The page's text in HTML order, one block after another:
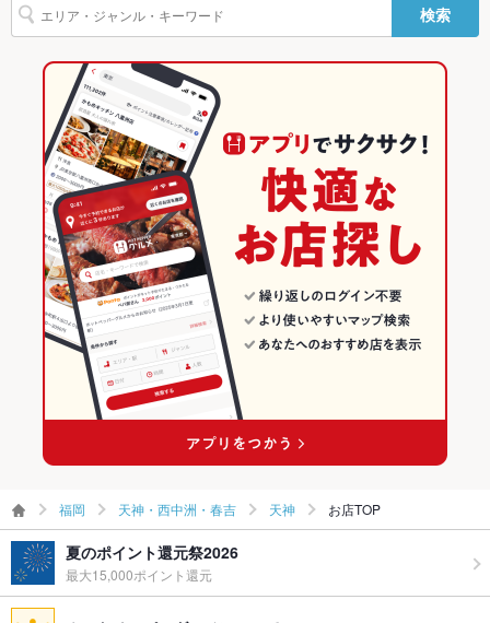
設備
バリアフリ
なし
駐車場 なし
その他設備
その他
飲み放題 なし
食べ放題 なし
お子様連れ歓迎
－
備考 －
天神駅 × カフェ・スイーツ
天神駅 × スイーツ
福岡
福岡 × カフェ・スイーツ
福岡 × スイーツ
西鉄福岡駅
福岡のカフェ・スイーツランキング
天神・西中洲・春吉のグルメランキング
天神・西中洲・春吉のカフェ・スイーツランキング
天神のグルメランキング
天神のカフェ・スイーツランキング
検索
福岡 天神・西中洲・春吉 天神 お店TOP
夏のポイント還元祭2026
最大15,000ポイント還元